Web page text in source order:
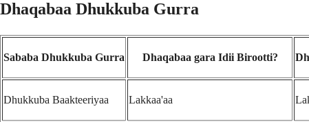
Dhaqabaa Dhukkuba Gurra
Sababa Dhukkuba Gurra Dhaqabaa gara Idii Birootti?
Dhukkuba Baakteeriyaa Lakkaa'aa